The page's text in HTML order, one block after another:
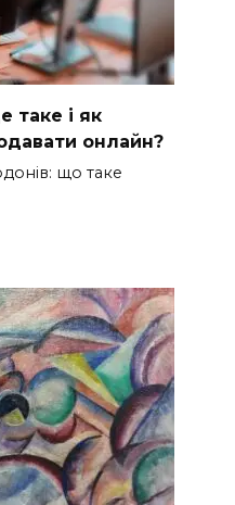
таке і як
онлайн?
що таке